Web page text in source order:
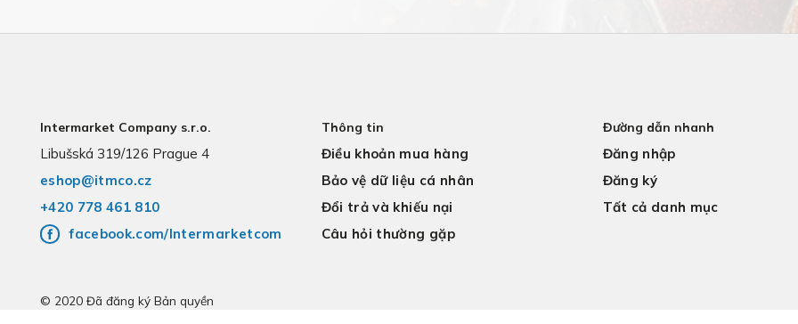
Intermarket Company s.r.o.
Libušská 319/126 Prague 4
eshop@itmco.cz
+420 778 461 810
facebook.com/Intermarketcom
Thông tin
Điều khoản mua hàng
Bảo vệ dữ liệu cá nhân
Đổi trả và khiếu nại
Câu hỏi thường gặp
Đường dẫn nhanh
Đăng nhập
Đăng ký
Tất cả danh mục
© 2020 Đã đăng ký Bản quyền